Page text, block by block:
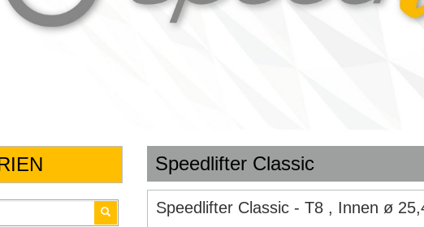
Speedlifter Classic
Speedlifter Classic - T8 , Innen ø